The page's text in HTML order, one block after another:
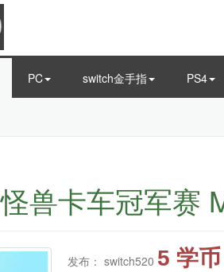
PC switch金手指 PS4
怪兽卡车冠军赛
发布： switch520 5 学币